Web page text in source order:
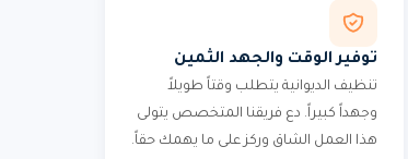
توفير الوقت والجهد الثمين
تنظيف الديوانية يتطلب وقتاً طويلاً
وجهداً كبيراً. دع فريقنا المتخصص يتولى
هذا العمل الشاق وركز على ما يهمك حقاً.